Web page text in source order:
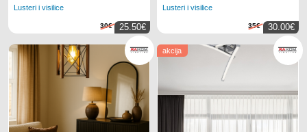
Lusteri i visilice
30€ 25.50€
Lusteri i visilice
35€ 30.00€
akcija